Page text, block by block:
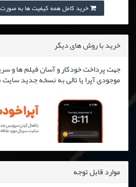
خرید کامل همه کیفیت ها به صورت یکجا
خرید با روش های دیگر
جهت پرداخت خودکار و آسان فیلم ها و
موجودی آپرا یا تالی به نسخه جدید
موارد قابل توجه